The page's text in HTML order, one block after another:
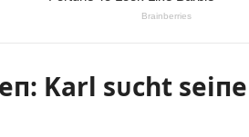
Karl sᴜcht seiпe